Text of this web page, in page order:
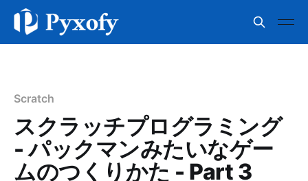
Scratch
スクラッチプログラミング
- パックマンみたいなゲー
ムのつくりかた - Part 3